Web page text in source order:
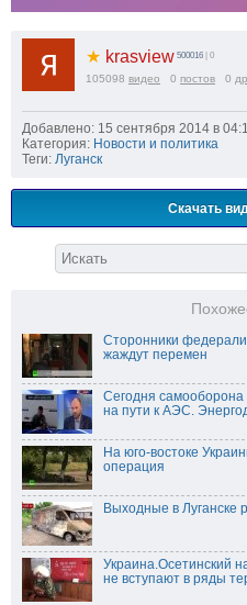
★ krasview 500016 | 0
105098 видео 0 постов 0
Добавлено: 15 сентября 2014 в
Категория: Новости и политика
Теги: Луганск
Скачать
Сторонники
жаждут перемен
Сегодня самооборона
на пути к АЭС.
На юго-востоке
операция
Выходные в Луганске
Украина.Осетинский
не вступают в ряды